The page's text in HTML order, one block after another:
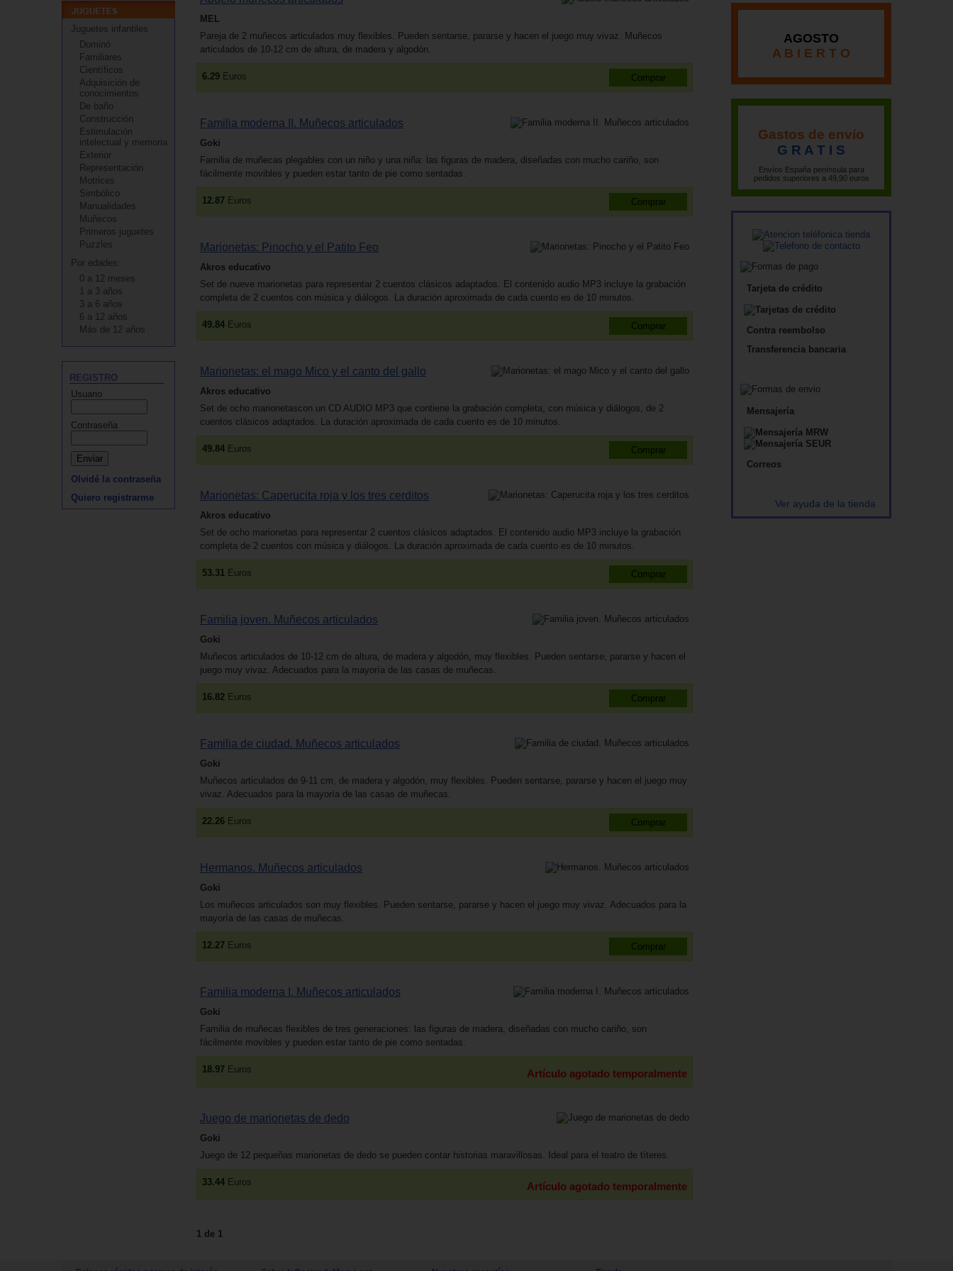
Juguetes infantiles
Dominó
Familiares
Científicos
Adquisición de
conocimientos
De baño
Construcción
Estimulación
intelectual y memoria
Exterior
Representación
Motrices
Simbólico
Manualidades
Muñecos
Primeros juguetes
Puzzles
Por edades:
0 a 12 meses
1 a 3 años
3 a 6 años
6 a 12 años
Más de 12 años
REGISTRO
Usuario
Contraseña
Olvidé la contraseña
Quiero registrarme
MEL
Pareja de 2 muñecos articulados muy flexibles. Pueden sentarse, pararse y hacen el juego muy vivaz. Muñecos
articulados de 10-12 cm de altura, de madera y algodón.
6.29 Euros
Familia moderna II. Muñecos articulados
Goki
Familia de muñecas plegables con un niño y una niña: las figuras de madera, diseñadas con mucho cariño, son
fácilmente movibles y pueden estar tanto de pie como sentadas.
12.87 Euros
Marionetas: Pinocho y el Patito Feo
Akros educativo
Set de nueve marionetas para representar 2 cuentos clásicos adaptados. El contenido audio MP3 incluye la grabación
completa de 2 cuentos con música y diálogos. La duración aproximada de cada cuento es de 10 minutos.
49.84 Euros
Marionetas: el mago Mico y el canto del gallo
Akros educativo
Set de ocho marionetascon un CD AUDIO MP3 que contiene la grabación completa, con música y diálogos, de 2
cuentos clásicos adaptados. La duración aproximada de cada cuento es de 10 minutos.
49.84 Euros
Marionetas: Caperucita roja y los tres cerditos
Akros educativo
Set de ocho marionetas para representar 2 cuentos clásicos adaptados. El contenido audio MP3 incluye la grabación
completa de 2 cuentos con música y diálogos. La duración aproximada de cada cuento es de 10 minutos.
53.31 Euros
Familia joven. Muñecos articulados
Goki
Muñecos articulados de 10-12 cm de altura, de madera y algodón, muy flexibles. Pueden sentarse, pararse y hacen el
juego muy vivaz. Adecuados para la mayoría de las casas de muñecas.
16.82 Euros
Familia de ciudad. Muñecos articulados
Goki
Muñecos articulados de 9-11 cm, de madera y algodón, muy flexibles. Pueden sentarse, pararse y hacen el juego muy
vivaz. Adecuados para la mayoría de las casas de muñecas.
22.26 Euros
Hermanos. Muñecos articulados
Goki
Los muñecos articulados son muy flexibles. Pueden sentarse, pararse y hacen el juego muy vivaz. Adecuados para la
mayoría de las casas de muñecas.
12.27 Euros
Familia moderna I. Muñecos articulados
Goki
Familia de muñecas flexibles de tres generaciones: las figuras de madera, diseñadas con mucho cariño, son
fácilmente movibles y pueden estar tanto de pie como sentadas.
18.97 Euros Artículo agotado temporalmente
Juego de marionetas de dedo
Goki
Juego de 12 pequeñas marionetas de dedo se pueden contar historias maravillosas. Ideal para el teatro de títeres.
33.44 Euros Artículo agotado temporalmente
1 de 1
AGOSTO
A B I E R T O
Gastos de envío
G R A T I S
Envíos España península para
pedidos superiores a 49,90 euros
Tarjeta de crédito
Contra reembolso
Transferencia bancaria
Mensajería
Correos
Ver ayuda de la tienda